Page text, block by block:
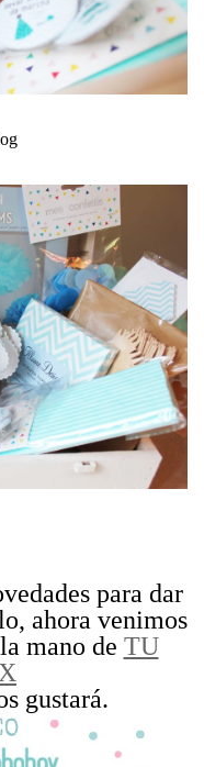
para dar
ahora venimos
mano de TU
gustará.